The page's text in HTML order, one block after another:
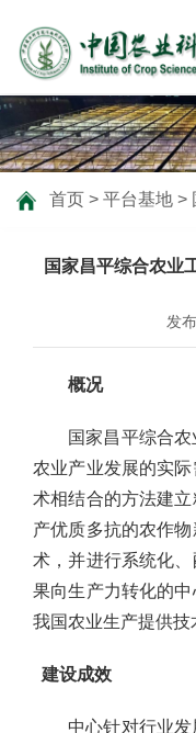
首页 > 平台基地 >
国家昌平综合农业
发
概况
国家昌平综合
农业产业发展的实
术相结合的方法建
产优质多抗的农作
术，并进行系统化
果向生产力转化的
我国农业生产提供技
建设成效
中心针对行业